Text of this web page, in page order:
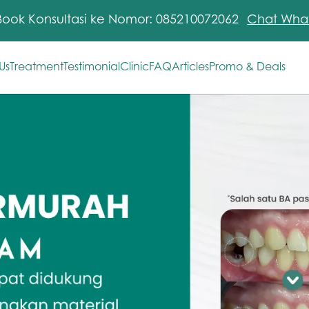
Konsultasi ke Nomor: 085210072062 Chat
Treatment Testimonial ClinicFAQArticlesPromo & Deals